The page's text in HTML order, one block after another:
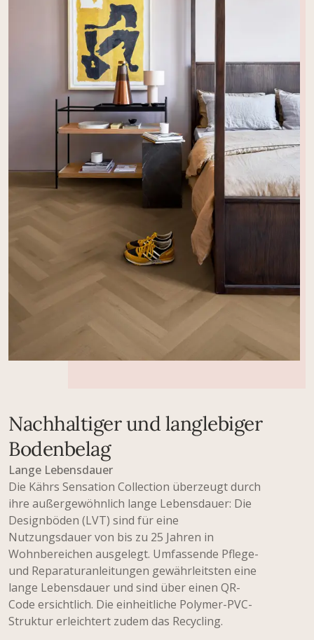
Nachhaltiger und langlebiger
Bodenbelag
Lange Lebensdauer
Die Kährs Sensation Collection überzeugt durch
ihre außergewöhnlich lange Lebensdauer: Die
Designböden (LVT) sind für eine
Nutzungsdauer von bis zu 25 Jahren in
Wohnbereichen ausgelegt. Umfassende Pflege-
und Reparaturanleitungen gewährleitsten eine
lange Lebensdauer und sind über einen QR-
Code ersichtlich. Die einheitliche Polymer-PVC-
Struktur erleichtert zudem das Recycling.